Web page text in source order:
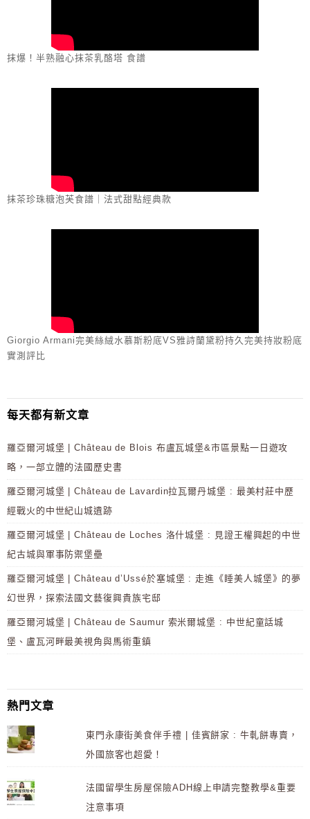
抹爆！半熟融心抹茶乳酪塔 食譜
抹茶珍珠糖泡芙食譜｜法式甜點經典款
Giorgio Armani完美絲絨水慕斯粉底VS雅詩蘭黛粉持久完美持妝粉底
實測評比
每天都有新文章
羅亞爾河城堡 | Château de Blois 布盧瓦城堡&市區景點一日遊攻
略，一部立體的法國歷史書
羅亞爾河城堡 | Château de Lavardin拉瓦爾丹城堡 : 最美村莊中歷
經戰火的中世紀山城遺跡
羅亞爾河城堡 | Château de Loches 洛什城堡 : 見證王權興起的中世
紀古城與軍事防禦堡壘
羅亞爾河城堡 | Château d’Ussé於塞城堡 : 走進《睡美人城堡》的夢
幻世界，探索法國文藝復興貴族宅邸
羅亞爾河城堡 | Château de Saumur 索米爾城堡 : 中世紀童話城
堡、盧瓦河畔最美視角與馬術重鎮
熱門文章
東門永康街美食伴手禮 | 佳賓餅家 : 牛軋餅專賣，
外國旅客也超愛！
法國留學生房屋保險ADH線上申請完整教學&重要
注意事項